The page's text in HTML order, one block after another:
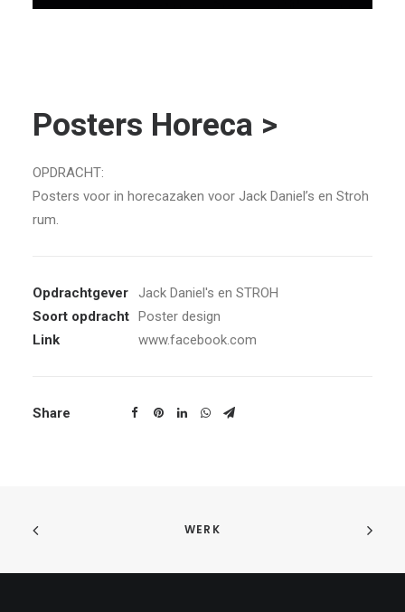
Posters Horeca >
OPDRACHT:
Posters voor in horecazaken voor Jack Daniel’s en Stroh
rum.
Opdrachtgever
Jack Daniel's en STROH
Soort opdracht Poster design
Link
www.facebook.com
Share
WERK